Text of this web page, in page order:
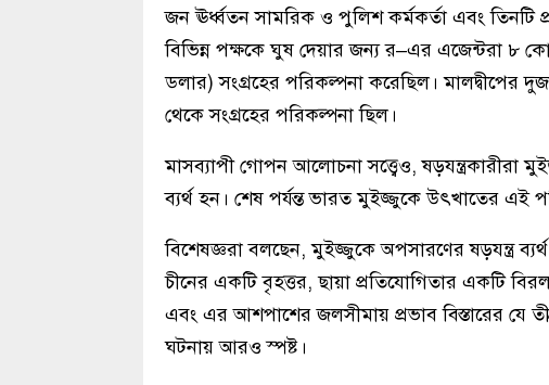
জন ঊর্ধ্বতন সামরিক ও পুলিশ কর্মকর্তা এবং তিনটি
বিভিন্ন পক্ষকে ঘুষ দেয়ার জন্য র–এর এজেন্টরা ৮
ডলার) সংগ্রহের পরিকল্পনা করেছিল। মালদ্বীপের
থেকে সংগ্রহের পরিকল্পনা ছিল।
মাসব্যাপী গোপন আলোচনা সত্ত্বেও,
ব্যর্থ হন। শেষ পর্যন্ত ভারত মুইজ্জুকে উৎখাতের এই
বিশেষজ্ঞরা বলছেন, মুইজ্জুকে অপসারণের ষড়যন্ত্র
চীনের একটি বৃহত্তর, ছায়া প্রতিযোগিতার একটি
এবং এর আশপাশের জলসীমায় প্রভাব বিস্তারের যে
ঘটনায় আরও স্পষ্ট।